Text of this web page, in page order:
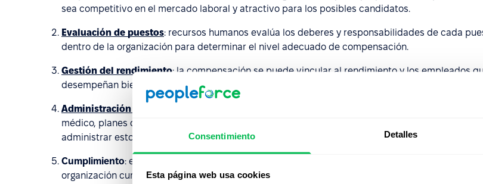
Consentimiento Detalles
Esta página web usa cookies
sea competitivo en el mercado laboral y atractivo para los posibles candidatos.
Evaluación de puestos: recursos humanos evalúa los deberes y responsabilidades de cada
dentro de la organización para determinar el nivel adecuado de compensación.
Gestión del rendimiento: la compensación se puede vincular al rendimiento y los empleados
desempeñan bien reciben una compensación más alta que los que no lo hacen.
Administración de beneficios
médico, planes de jubilación y tiempo libre pagado. Desde recursos humanos se encargan de
administrar estos beneficios.
Cumplimiento: en recursos humanos deben asegurarse de que las prácticas de compensación
organización cumplan con las leyes y reglamentaciones aplicables, como las leyes de salario